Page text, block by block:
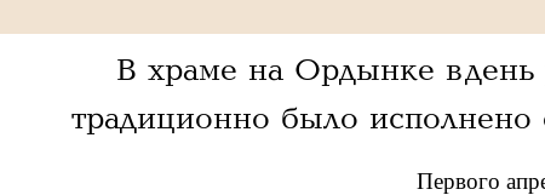
В храме на Ордынке в
традиционно было
Первого